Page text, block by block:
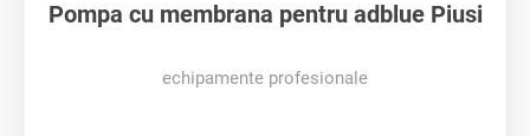
Pompa cu membrana pentru adblue Piusi
echipamente profesionale